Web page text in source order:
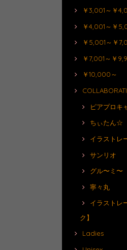
￥3,001～￥
￥4,001～￥
￥5,001～￥
￥7,001～￥
￥10,000～
ピアプロキ
ちぃたん☆
イラストレ
サンリオ
グル〜ミ〜
寧々丸
イラストレ
ク】
Ladies